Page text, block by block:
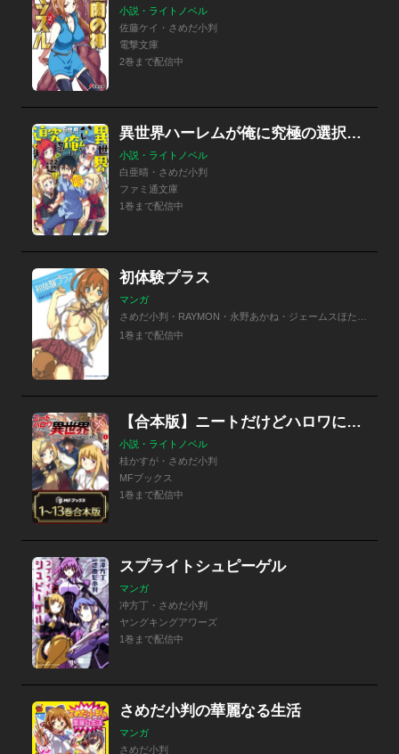
小説・ライトノベル
佐藤ケイ・さめだ小判
電撃文庫
2巻まで配信中
異世界ハーレムが俺に究極の選択を迫ってきた
小説・ライトノベル
白亜晴・さめだ小判
ファミ通文庫
1巻まで配信中
初体験プラス
マンガ
1巻まで配信中
【合本版】ニートだけどハロワにいったら異世界につれてかれた
小説・ライトノベル
桂かすが・さめだ小判
MFブックス
1巻まで配信中
スプライトシュピーゲル
マンガ
冲方丁・さめだ小判
ヤングキングアワーズ
1巻まで配信中
さめだ小判の華麗なる生活
マンガ
さめだ小判